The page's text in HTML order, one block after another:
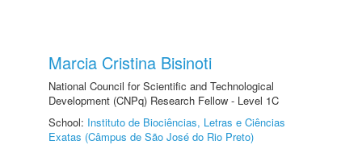
Marcia Cristina Bisinoti
National Council for Scientific and Technological
Development (CNPq) Research Fellow - Level 1C
School: Instituto de Biociências, Letras e Ciências
Exatas (Câmpus de São José do Rio Preto)